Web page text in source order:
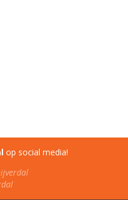
op social media!